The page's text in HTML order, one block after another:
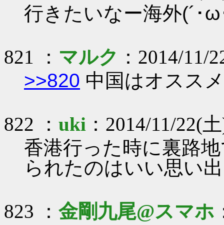
行きたいなー海外(´･ω
821 ： マルク ：2014/11/
>>820 中国はオスス
822 ： uki ：2014/11/22(
香港行った時に裏路
られたのはいい思い出
823 ： 金剛九尾@スマホ